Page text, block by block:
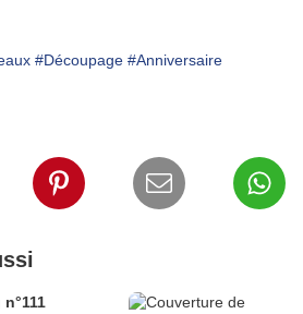
#Découpage #Anniversaire